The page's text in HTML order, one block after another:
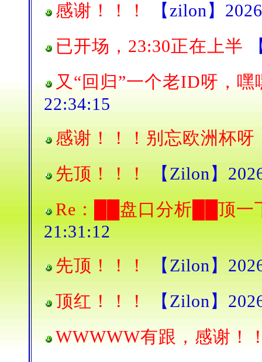
感谢！！！
【zilon】
已开场，23:30正在上半
又“回归”一个老ID呀，嘿
22:34:15
感谢！！！别忘欧洲杯呀
先顶！！！
【Zilon】
Re：██盘口分析██顶一
21:31:12
先顶！！！
【Zilon】
顶红！！！
【Zilon】
WWWWW有跟，感谢！